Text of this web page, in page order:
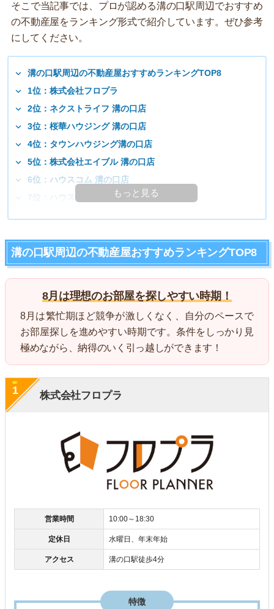
そこで当記事では、プロが認める溝の口駅周辺でおすすめ
の不動産屋をランキング形式で紹介しています。ぜひ参考
にしてください。
溝の口駅周辺の不動産屋おすすめランキングTOP8
1位：株式会社フロプラ
2位：ネクストライフ 溝の口店
3位：桜華ハウジング 溝の口店
4位：タウンハウジング溝の口店
5位：株式会社エイブル 溝の口店
6位：ハウスコム 溝の口店
7位：ハウスメイトショップ 溝の口店
もっと見る
溝の口駅周辺の不動産屋おすすめランキングTOP8
8月は理想のお部屋を探しやすい時期！
8月は繁忙期ほど競争が激しくなく、自分のペースで
お部屋探しを進めやすい時期です。条件をしっかり見
極めながら、納得のいく引っ越しができます！
株式会社フロプラ
1
営業時間 10:00～18:30
定休日 水曜日、年末年始
アクセス 溝の口駅徒歩4分
特徴